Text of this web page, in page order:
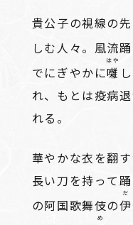
貴公子の視線の先
しむ人々。風流
でにぎやかに囃
はや
れ、もとは疫病
れる。
華やかな衣を翻
長い刀を持って
の阿国歌舞伎の
だ
め